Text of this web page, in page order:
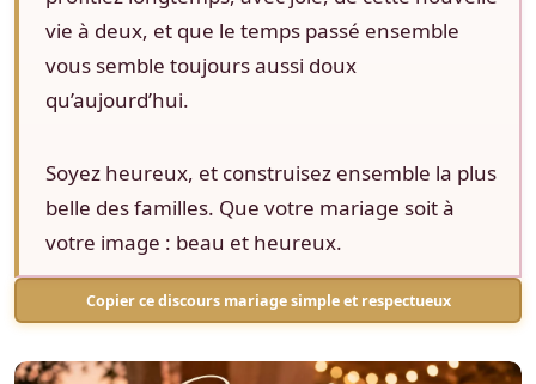
vie à deux, et que le temps passé ensemble
vous semble toujours aussi doux
qu’aujourd’hui.
Soyez heureux, et construisez ensemble la plus
belle des familles. Que votre mariage soit à
votre image : beau et heureux.
Copier ce discours mariage simple et respectueux